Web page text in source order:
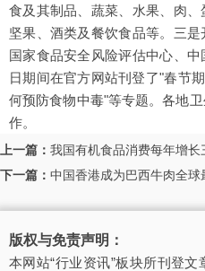
食及其制品、蔬菜、水果、肉、
坚果、酒类及餐饮食品等。三是
国家食品安全风险评估中心、
日期间在官方网站刊登了"春节
何预防食物中毒"等专题。各地
作。
上一篇： 我国有机食品消费每年增
下一篇： 中国香港成为巴西牛肉全球
版权与免责声明：
本网站“行业资讯”板块所刊登